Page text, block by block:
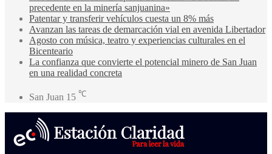
precedente en la minería sanjuanina»
Patentar y transferir vehículos cuesta un 8% más
Avanzan las tareas de demarcación vial en avenida Libertador
Agosto con música, teatro y experiencias culturales en el
Bicenteario
La confianza que convierte el potencial minero de San Juan
en una realidad concreta
San Juan 15 ℃